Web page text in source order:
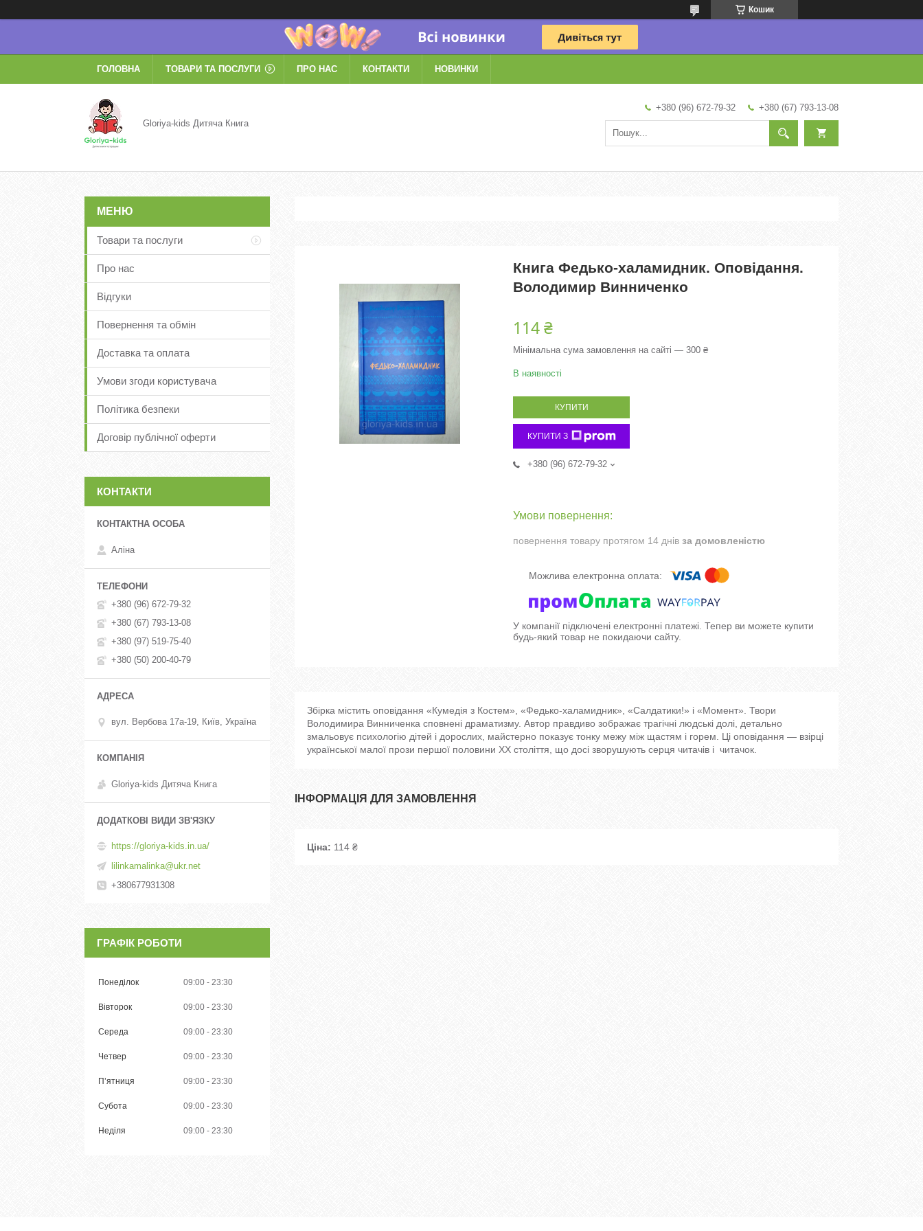
Кошик
ГОЛОВНА ТОВАРИ ТА ПОСЛУГИ ПРО НАС КОНТАКТИ НОВИНКИ
Gloriya-kids Дитяча Книга
+380 (96) 672-79-32 +380 (67) 793-13-08
Книга Федько-халамидник. Оповідання.
Володимир Винниченко
114 ₴
Мінімальна сума замовлення на сайті — 300 ₴
В наявності
КУПИТИ
КУПИТИ З
+380 (96) 672-79-32
повернення товару протягом 14 днів за домовленістю
У компанії підключені електронні платежі. Тепер ви можете купити
будь-який товар не покидаючи сайту.
Збірка містить оповідання «Кумедія з Костем», «Федько-халамидник», «Салдатики!» і «Момент». Твори
Володимира Винниченка сповнені драматизму. Автор правдиво зображає трагічні людські долі, детально
змальовує психологію дітей і дорослих, майстерно показує тонку межу між щастям і горем. Ці оповідання — взірці
української малої прози першої половини ХХ століття, що досі зворушують серця читачів і читачок.
ІНФОРМАЦІЯ ДЛЯ ЗАМОВЛЕННЯ
Ціна: 114 ₴
Товари та послуги
Про нас
Відгуки
Повернення та обмін
Доставка та оплата
Умови згоди користувача
Політика безпеки
Договір публічної оферти
КОНТАКТИ
Аліна
+380 (96) 672-79-32
+380 (67) 793-13-08
+380 (97) 519-75-40
+380 (50) 200-40-79
вул. Вербова 17а-19, Київ, Україна
Gloriya-kids Дитяча Книга
https://gloriya-kids.in.ua/
lilinkamalinka@ukr.net
+380677931308
ГРАФІК РОБОТИ
Понеділок 09:00 23:30
Вівторок 09:00 23:30
Середа 09:00 23:30
Четвер 09:00 23:30
Пʼятниця 09:00 23:30
Субота 09:00 23:30
Неділя 09:00 23:30